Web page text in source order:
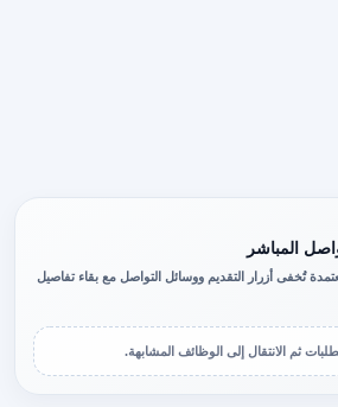
المباشر
تُخفى أزرار التقديم ووسائل التواصل مع بقاء تفاصيل
ثم الانتقال إلى الوظائف المشابهة.